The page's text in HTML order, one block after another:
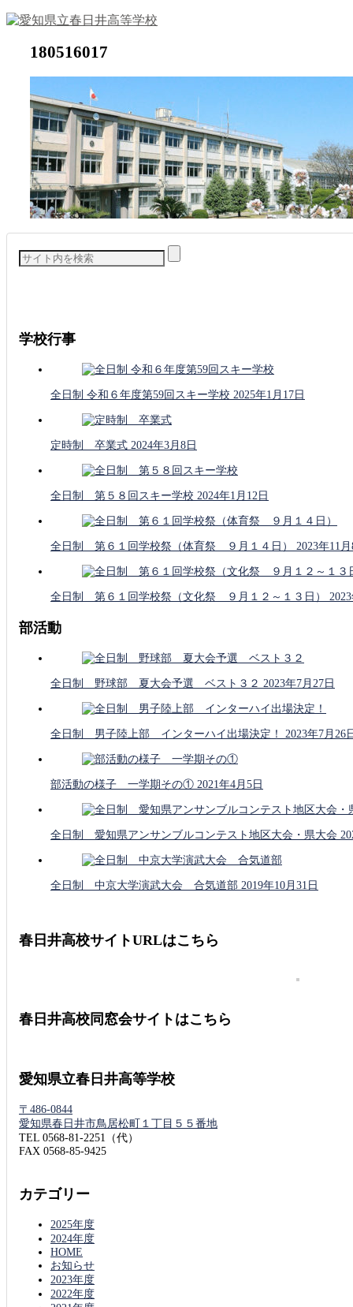
180516017
学校行事
全日制 令和６年度第59回スキー学校 2025年1月17日
定時制 卒業式 2024年3月8日
全日制 第５８回スキー学校 2024年1月12日
全日制 第６１回学校祭（体育祭 ９月１４日） 2023年11
全日制 第６１回学校祭（文化祭 ９月１２～１３日）
部活動
全日制 野球部 夏大会予選 ベスト３２ 2023年7月27日
全日制 男子陸上部 インターハイ出場決定！ 2023年7月26
部活動の様子 一学期その① 2021年4月5日
全日制 愛知県アンサンブルコンテスト地区大会・県大会
全日制 中京大学演武大会 合気道部 2019年10月31日
春日井高校サイトURLはこちら
春日井高校同窓会サイトはこちら
愛知県立春日井高等学校
〒486-0844
愛知県春日井市鳥居松町１丁目５５番地
TEL 0568-81-2251（代）
FAX 0568-85-9425
カテゴリー
2025年度
2024年度
HOME
お知らせ
2023年度
2022年度